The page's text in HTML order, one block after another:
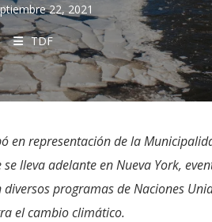
22, 2021
TDF
en representación de la
lleva adelante en Nueva York,
programas de Naciones
el cambio climático.